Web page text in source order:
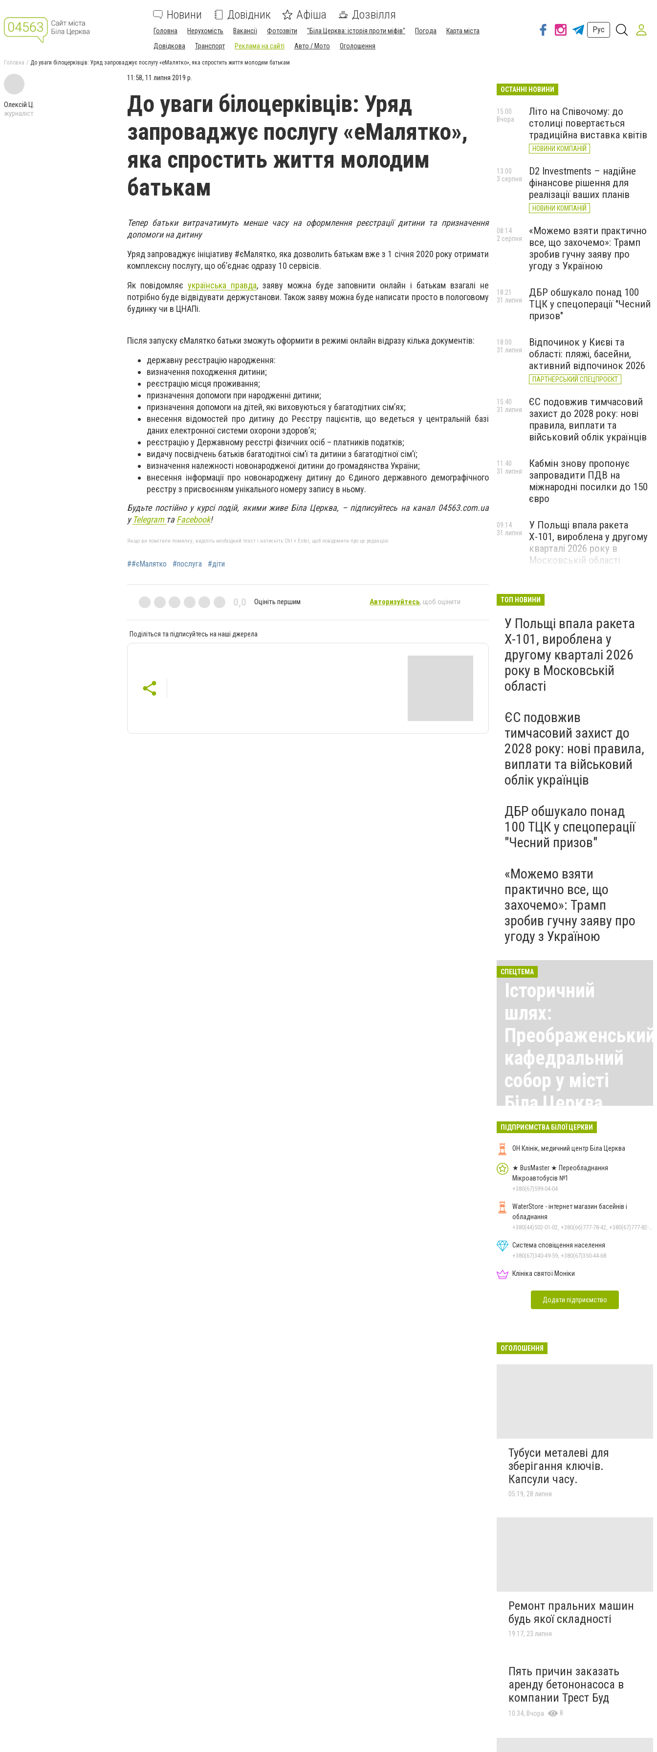
Новини Довідник Афіша Дозвілля
Головна Нерухомість Вакансії Фотозвіти "Біла Церква: історія проти міфів" Погода
Карта міста
Довідкова
Транспорт Реклама на сайті Авто / Мото Оголошення
Рус
Головна До уваги білоцерківців: Уряд запроваджує послугу «еМалятко», яка спростить життя молодим батькам
Олексій Ц.
журналіст
11:58, 11 липня 2019 р.
До уваги білоцерківців: Уряд
запроваджує послугу «еМалятко»,
яка спростить життя молодим
батькам
Тепер батьки витрачатимуть менше часу на оформлення реєстрації дитини та призначення
допомоги на дитину
Уряд запроваджує ініціативу #єМалятко, яка дозволить батькам вже з 1 січня 2020 року отримати
комплексну послугу, що об’єднає одразу 10 сервісів.
Як повідомляє українська правда, заяву можна буде заповнити онлайн і батькам взагалі не
потрібно буде відвідувати держустанови. Також заяву можна буде написати просто в пологовому
будинку чи в ЦНАПі.
Після запуску єМалятко батьки зможуть оформити в режимі онлайн відразу кілька документів:
державну реєстрацію народження:
визначення походження дитини;
реєстрацію місця проживання;
призначення допомоги при народженні дитини;
призначення допомоги на дітей, які виховуються у багатодітних сім’ях;
внесення відомостей про дитину до Реєстру пацієнтів, що ведеться у центральній базі
даних електронної системи охорони здоров’я;
реєстрацію у Державному реєстрі фізичних осіб – платників податків;
видачу посвідчень батьків багатодітної сім’ї та дитини з багатодітної сім’ї;
визначення належності новонародженої дитини до громадянства України;
внесення інформації про новонароджену дитину до Єдиного державного демографічного
реєстру з присвоєнням унікального номеру запису в ньому.
Будьте постійно у курсі подій, якими живе Біла Церква, – підписуйтесь на канал 04563.com.ua
уTelegram таFacebook!
Якщо ви помітили помилку, виділіть необхідний текст і натисніть Ctrl + Enter, щоб повідомити про це редакцію
##єМалятко #послуга #діти
0,0 Оцініть першим Авторизуйтесь, щоб оцінити
Поділіться та підписуйтесь на наші джерела
ОСТАННІ НОВИНИ
Літо на Співочому: до
столиці повертається
традиційна виставка квітів
НОВИНИ КОМПАНІЙ
15:00
Вчора
D2 Investments – надійне
фінансове рішення для
реалізації ваших планів
НОВИНИ КОМПАНІЙ
13:00
3 серпня
«Можемо взяти практично
все, що захочемо»: Трамп
зробив гучну заяву про
угоду з Україною
08:14
2 серпня
ДБР обшукало понад 100
ТЦК у спецоперації "Чесний
призов"
18:21
31 липня
Відпочинок у Києві та
області: пляжі, басейни,
активний відпочинок 2026
ПАРТНЕРСЬКИЙ СПЕЦПРОЄКТ
18:00
31 липня
ЄС подовжив тимчасовий
захист до 2028 року: нові
правила, виплати та
військовий облік українців
15:40
31 липня
Кабмін знову пропонує
запровадити ПДВ на
міжнародні посилки до 150
євро
11:40
31 липня
У Польщі впала ракета
Х-101, вироблена у другому
кварталі 2026 року в
Московській області
09:14
31 липня
ТОП НОВИНИ
У Польщі впала ракета
Х-101, вироблена у
другому кварталі 2026
року в Московській
області
ЄС подовжив
тимчасовий захист до
2028 року: нові правила,
виплати та військовий
облік українців
ДБР обшукало понад
100 ТЦК у спецоперації
"Чесний призов"
«Можемо взяти
практично все, що
захочемо»: Трамп
зробив гучну заяву про
угоду з Україною
СПЕЦТЕМА
Історичний
шлях:
Преображенський
кафедральний
собор у місті
Біла Церква
Всі матеріали тут
ПІДПРИЄМСТВА БІЛОЇ ЦЕРКВИ
ОН Клінік, медичний центр Біла Церква
★ BusMaster ★ Переобладнання
Мікроавтобусів №1
+380(67)599-04-04
WaterStore - інтернет магазин басейнів і
обладнання
Система сповіщення населення
+380(67)340-49-59, +380(67)350-44-68
Клініка святої Моніки
Додати підприємство
ОГОЛОШЕННЯ
Тубуси металеві для
зберігання ключів.
Капсули часу.
05:19, 28 липня
Ремонт пральних машин
будь якої складності
19:17, 23 липня
Пять причин заказать
аренду бетононасоса в
компании Трест Буд
10:34, Вчора 8